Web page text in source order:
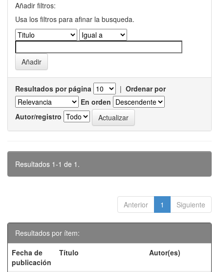
Añadir filtros:
Usa los filtros para afinar la busqueda.
Resultados por página | Ordenar por
En orden
Autor/registro
Resultados 1-1 de 1.
Anterior 1 Siguiente
Resultados por ítem:
Fecha de
publicación
Título Autor(es)